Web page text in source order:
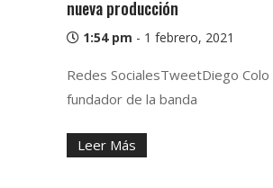
nueva producción
1:54 pm - 1 febrero, 2021
Redes SocialesTweetDiego
fundador de la banda
Leer Más